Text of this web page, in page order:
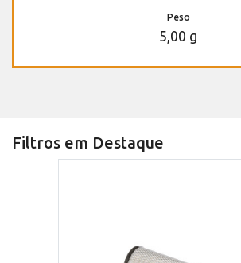
Peso
5,00 g
Filtros em Destaque